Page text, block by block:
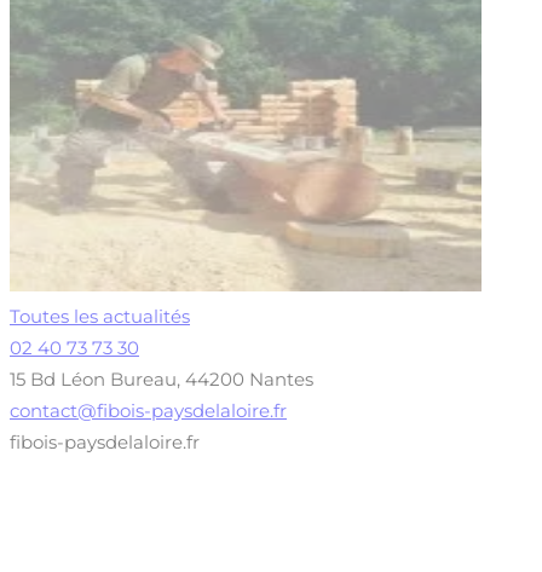
Toutes les actualités
02 40 73 73 30
15 Bd Léon Bureau, 44200 Nantes
contact@fibois-paysdelaloire.fr
fibois-paysdelaloire.fr